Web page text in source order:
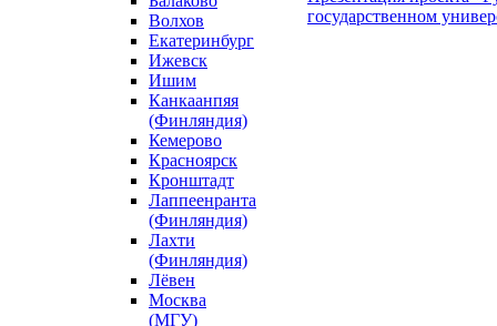
Волхов
Екатеринбург
Ижевск
Ишим
Канкаанпяя
(Финляндия)
Кемерово
Красноярск
Кронштадт
Лаппеенранта
(Финляндия)
Лахти
(Финляндия)
Лёвен
Москва
(МГУ)
государственном